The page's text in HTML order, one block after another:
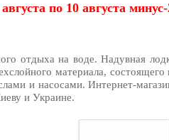
по 10 августа
отдыха на воде. Надувная
материала, состоящего
и насосами. Интернет-
и Украине.